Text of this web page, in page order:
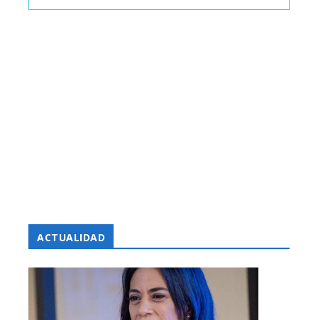
ACTUALIDAD